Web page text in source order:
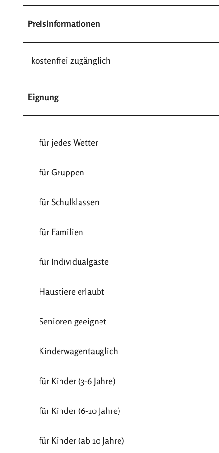
Preisinformationen
kostenfrei zugänglich
Eignung
für jedes Wetter
für Gruppen
für Schulklassen
für Familien
für Individualgäste
Haustiere erlaubt
Senioren geeignet
Kinderwagentauglich
für Kinder (3-6 Jahre)
für Kinder (6-10 Jahre)
für Kinder (ab 10 Jahre)